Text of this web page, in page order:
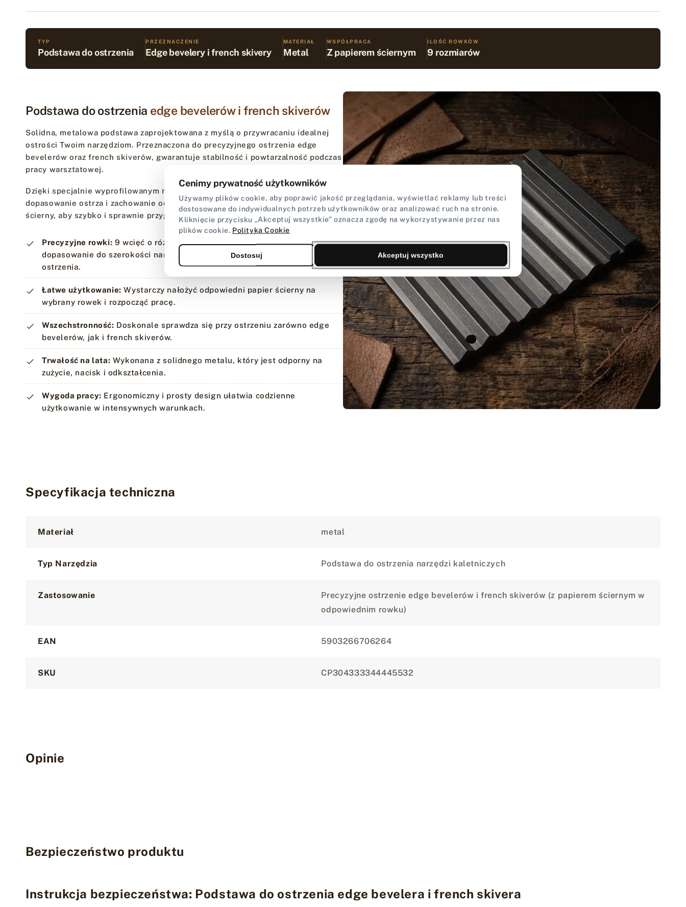
TYP
Podstawa do ostrzenia
PRZEZNACZENIE
Edge bevelery i french skivery
MATERIAŁ
Metal
WSPÓŁPRACA
Z papierem ściernym
ILOŚĆ ROWKÓW
9 rozmiarów
Podstawa do ostrzenia edge bevelerów i french skiverów
Solidna, metalowa podstawa zaprojektowana z myślą o przywracaniu idealnej
ostrości Twoim narzędziom. Przeznaczona do precyzyjnego ostrzenia edge
bevelerów oraz french skiverów, gwarantuje stabilność i powtarzalność podczas
pracy warsztatowej.
Dzięki specjalnie wyprofilowanym rowkom, narzędzie pozwala na dokładne
dopasowanie ostrza i zachowanie odpowiedniego kąta. Wystarczy nałożyć papier
ścierny, aby szybko i sprawnie przygotować sprzęt do dalszej obróbki skóry.
Precyzyjne rowki: 9 wcięć o różnych rozmiarach umożliwia idealne
dopasowanie do szerokości narzędzia i utrzymanie właściwego kąta
ostrzenia.
Łatwe użytkowanie: Wystarczy nałożyć odpowiedni papier ścierny na
wybrany rowek i rozpocząć pracę.
Wszechstronność: Doskonale sprawdza się przy ostrzeniu zarówno edge
bevelerów, jak i french skiverów.
Trwałość na lata: Wykonana z solidnego metalu, który jest odporny na
zużycie, nacisk i odkształcenia.
Wygoda pracy: Ergonomiczny i prosty design ułatwia codzienne
użytkowanie w intensywnych warunkach.
Specyfikacja techniczna
Materiał
metal
Typ Narzędzia Podstawa do ostrzenia narzędzi kaletniczych
Zastosowanie
Precyzyjne ostrzenie edge bevelerów i french skiverów (z papierem ściernym w
odpowiednim rowku)
EAN 5903266706264
SKU CP304333344445532
Opinie
Bezpieczeństwo produktu
Instrukcja bezpieczeństwa: Podstawa do ostrzenia edge bevelera i french skivera
Cenimy prywatność użytkowników
Używamy plików cookie, aby poprawić jakość przeglądania, wyświetlać reklamy lub treści
dostosowane do indywidualnych potrzeb użytkowników oraz analizować ruch na stronie.
Kliknięcie przycisku „Akceptuj wszystkie” oznacza zgodę na wykorzystywanie przez nas
plików cookie. Polityka Cookie
Dostosuj Akceptuj wszystko